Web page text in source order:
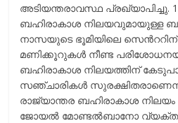
അടിയന്തരാവസ്ഥ പ്രഖ്യാപിച്ചു. 11
ബഹിരാകാശ നിലയവുമായുള്ള
നാസയുടെ ഭൂമിയിലെ സെന്‍ററിന്
മണിക്കൂറുകള്‍ നീണ്ട
ബഹിരാകാശ നിലയത്തിന്
സഞ്ചാരികള്‍
രാജ്യാന്തര ബഹിരാകാശ
ജോയല്‍ മോണ്ടല്‍ബാനോ